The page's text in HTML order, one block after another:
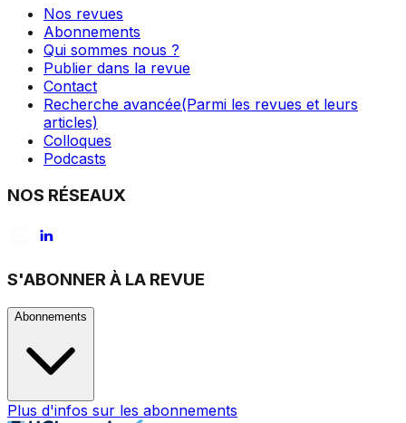
Nos revues
Abonnements
Qui sommes nous ?
Publier dans la revue
Contact
Recherche avancée(Parmi les revues et leurs
articles)
Colloques
Podcasts
NOS RÉSEAUX
S'ABONNER À LA REVUE
Abonnements
Plus d'infos sur les abonnements